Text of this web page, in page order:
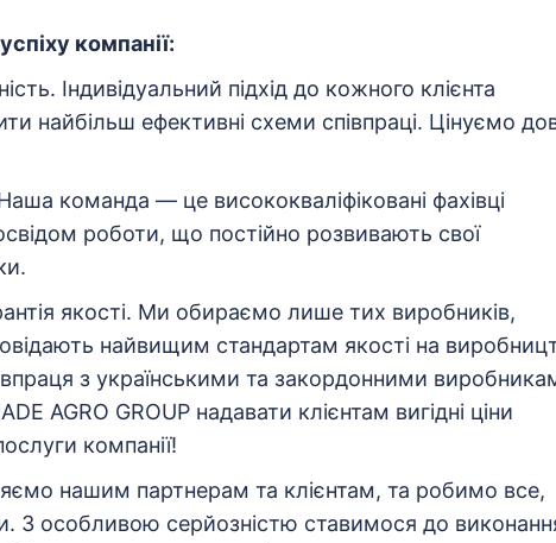
компанії:
Індивідуальний підхід до кожного клієнта
найбільш ефективні схеми співпраці. Цінуємо
команда — це висококваліфіковані фахівці
роботи, що постійно розвивають свої
якості. Ми обираємо лише тих виробників,
найвищим стандартам якості на
з українськими та закордонними
AGRO GROUP надавати клієнтам вигідні ціни
компанії!
нашим партнерам та клієнтам, та робимо все,
З особливою серйозністю ставимося до